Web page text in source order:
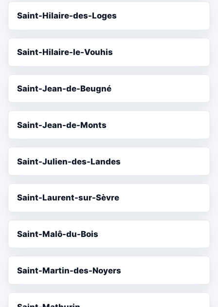
Saint-Hilaire-des-Loges
Saint-Hilaire-le-Vouhis
Saint-Jean-de-Beugné
Saint-Jean-de-Monts
Saint-Julien-des-Landes
Saint-Laurent-sur-Sèvre
Saint-Malô-du-Bois
Saint-Martin-des-Noyers